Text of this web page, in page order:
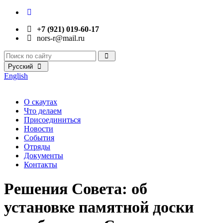
+7 (921) 019-60-17
nors-r@mail.ru
Русский
English
О скаутах
Что делаем
Присоединиться
Новости
События
Отряды
Документы
Контакты
Решения Совета: об
установке памятной доски